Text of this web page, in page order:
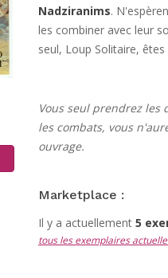
Nadziranims.
les combiner avec leur
seul, Loup Solitaire,
Vous seul prendrez les
les combats, vous
ouvrage.
Marketplace :
Il y a actuellement 5
tous les exemplaires